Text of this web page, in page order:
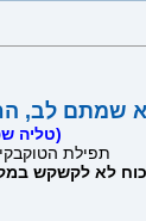
שמתם לב,
(טליה
תפילת
לא לקשקש